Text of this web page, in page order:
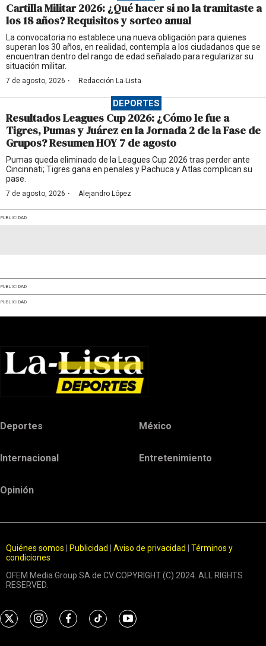
Cartilla Militar 2026: ¿Qué hacer si no la tramitaste a
los 18 años? Requisitos y sorteo anual
La convocatoria no establece una nueva obligación para quienes
superan los 30 años, en realidad, contempla a los ciudadanos que se
encuentran dentro del rango de edad señalado para regularizar su
situación militar.
7 de agosto, 2026 · Redacción La-Lista
DEPORTES
Resultados Leagues Cup 2026: ¿Cómo le fue a
Tigres, Pumas y Juárez en la Jornada 2 de la Fase de
Grupos? Resumen HOY 7 de agosto
Pumas queda eliminado de la Leagues Cup 2026 tras perder ante
Cincinnati; Tigres gana en penales y Pachuca y Atlas complican su
pase.
7 de agosto, 2026 · Alejandro López
PUBLICIDAD
PUBLICIDAD
PUBLICIDAD
Deportes México
Internacional Entretenimiento
Opinión
Quiénes somos Publicidad Aviso de privacidad
Términos y
condiciones
OFEM Media Group SA de CV COPYRIGHT (C) 2024. ALL RIGHTS
RESERVED.
t
i
f
t
y